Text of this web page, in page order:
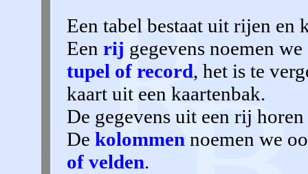
Een tabel bestaat uit rijen en
Een rij gegevens noemen
tupel of record, het is te
kaart uit een kaartenbak.
De gegevens uit een rij
De kolommen noemen we
of velden.